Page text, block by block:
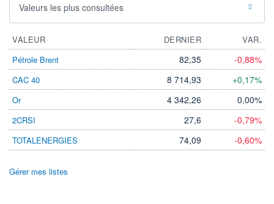
Valeurs les plus consultées
VALEUR DERNIER
VAR.
Pétrole Brent
82,35 -0,88%
CAC 40 8 714,93 +0,17%
Or 4 342,26 0,00%
2CRSI 27,6 -0,79%
TOTALENERGIES 74,09 -0,60%
Gérer mes listes